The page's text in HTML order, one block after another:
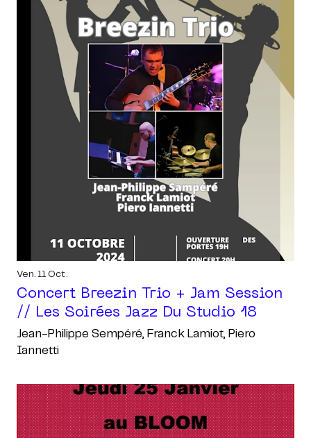
Ven. 11 Oct.
Concert Breezin Trio + Jam Session
// Les Soirées Jazz Du Studio 18
Jean-Philippe Sempéré, Franck Lamiot, Piero
Iannetti